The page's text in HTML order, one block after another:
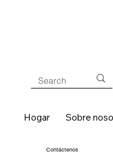
Hogar Sobre
Contáctenos